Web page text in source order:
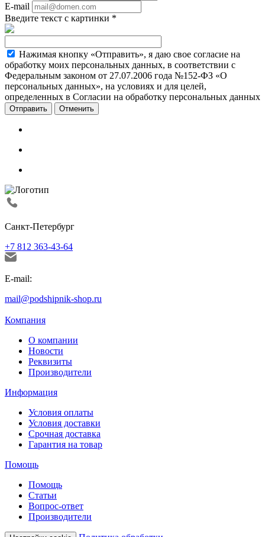
E-mail
Введите текст с картинки *
Нажимая кнопку «Отправить», я даю свое согласие на
обработку моих персональных данных, в соответствии с
Федеральным законом от 27.07.2006 года №152-ФЗ «О
персональных данных», на условиях и для целей,
определенных в Согласии на обработку персональных данных
Отменить
Санкт-Петербург
+7 812 363-43-64
E-mail:
mail@podshipnik-shop.ru
Компания
О компании
Новости
Реквизиты
Производители
Информация
Условия оплаты
Условия доставки
Срочная доставка
Гарантия на товар
Помощь
Помощь
Статьи
Вопрос-ответ
Производители